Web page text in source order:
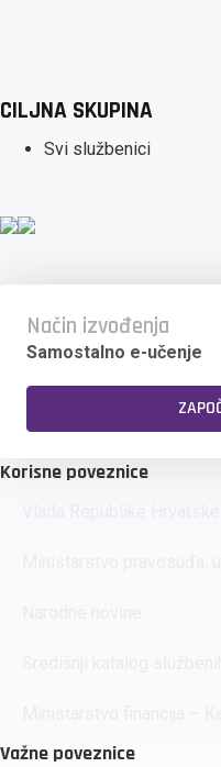
Način izvođenja
Samostalno e-učenje
CILJNA SKUPINA
Svi službenici
Korisne poveznice
Važne poveznice